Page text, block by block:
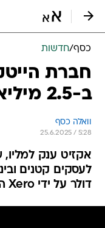
כסף/חדשות
חברת
ב-2.5 מיליארד דולר
וואלה כסף
25.6.2025 / 5:28
אקזיט ענק
דולר על ידי Xero הניו-זילנדית